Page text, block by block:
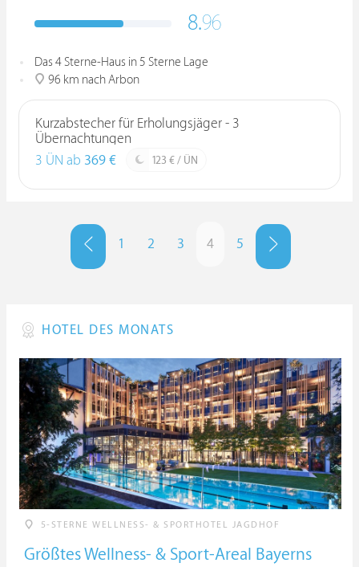
8.96
Das 4 Sterne-Haus in 5 Sterne Lage
96 km nach Arbon
Kurzabstecher für Erholungsjäger - 3
Übernachtungen
3 ÜN ab 369 € 123 € / ÜN
1 2 3 4 5
HOTEL DES MONATS
5-STERNE WELLNESS- & SPORTHOTEL JAGDHOF
Größtes Wellness- & Sport-Areal Bayerns